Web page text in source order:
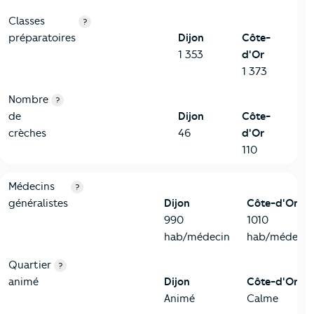
Classes
préparatoires
?
Dijon
1 353
Côte-
d'Or
1 373
Nombre
de
crèches
?
Dijon
46
Côte-
d'Or
110
5-Commerces
Critères Dijon
Médecins
généralistes
?
Dijon
990
hab/médecin
Côte-d'Or
1010
hab/médecin
Quartier
animé
?
Dijon
Animé
Côte-d'Or
Calme